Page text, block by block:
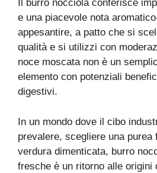
Il burro nocciola conferisce
e una piacevole nota
appesantire, a patto che si
qualità e si utilizzi con
noce moscata non è un
elemento con potenziali
digestivi.
In un mondo dove il cibo
prevalere, scegliere una purea
verdura dimenticata, burro
fresche è un ritorno alle origini